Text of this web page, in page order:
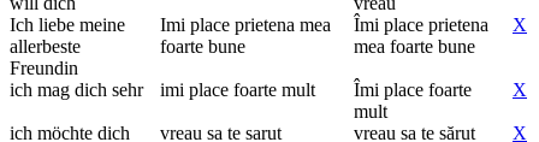
Ich liebe meine
allerbeste
Freundin
Imi place prietena mea
foarte bune
Îmi place prietena
mea foarte bune
X
ich mag dich sehr imi place foarte mult
Îmi place foarte
mult
X
ich möchte dich vreau sa te sarut vreau sa te sărut X